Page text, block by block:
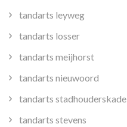
tandarts leyweg
tandarts losser
tandarts meijhorst
tandarts nieuwoord
tandarts stadhouderskade
tandarts stevens